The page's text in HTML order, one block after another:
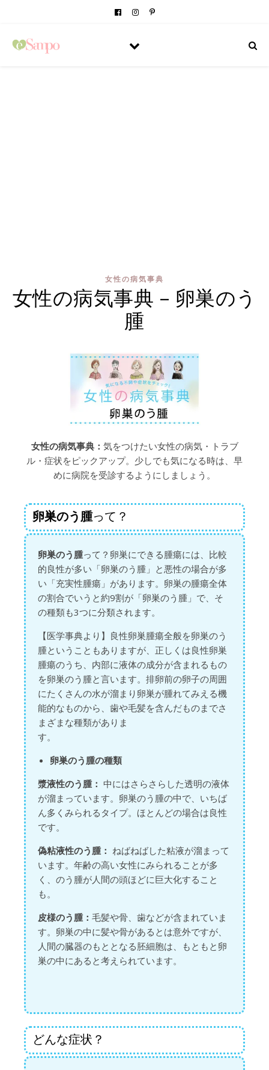
女性の病気事典
女性の病気事典 – 卵巣のう
腫
女性の病気事典： 気をつけたい女性の病気・トラブ
ル・症状をピックアップ。少しでも気になる時は、早
めに病院を受診するようにしましょう。
卵巣のう腫って？
卵巣のう腫って？卵巣にできる腫瘍には、比較
的良性が多い「卵巣のう腫」と悪性の場合が多
い「充実性腫瘍」があります。卵巣の腫瘍全体
の割合でいうと約9割が「卵巣のう腫」で、そ
の種類も3つに分類されます。
【医学事典より】良性卵巣腫瘍全般を卵巣のう
腫ということもありますが、正しくは良性卵巣
腫瘍のうち、内部に液体の成分が含まれるもの
を卵巣のう腫と言います。排卵前の卵子の周囲
にたくさんの水が溜まり卵巣が腫れてみえる機
能的なものから、歯や毛髪を含んだものまでさ
まざまな種類がありま
卵巣のう腫の種類
漿液性のう腫： 中にはさらさらした透明の液体
が溜まっています。卵巣のう腫の中で、いちば
ん多くみられるタイプ。ほとんどの場合は良性
です。
偽粘液性のう腫： ねばねばした粘液が溜まって
います。年齢の高い女性にみられることが多
く、のう腫が人間の頭ほどに巨大化すること
も。
皮様のう腫： 毛髪や骨、歯などが含まれていま
す。卵巣の中に髪や骨があるとは意外ですが、
人間の臓器のもととなる胚細胞は、もともと卵
巣の中にあると考えられています。
どんな症状？